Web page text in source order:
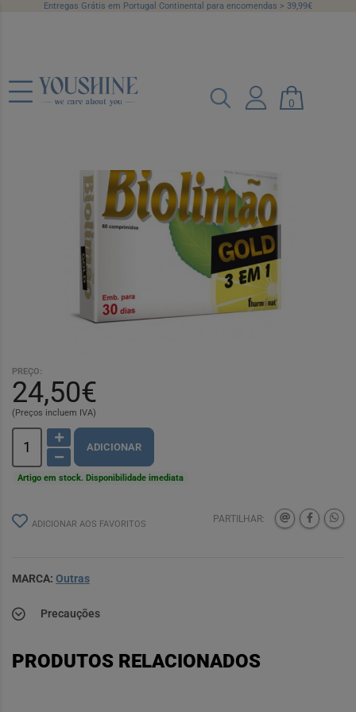
Entregas Grátis em Portugal Continental para encomendas > 39,99€
0
Biolimao Gold Comp X60
PREÇO:
24,50€
(Preços incluem IVA)
ADICIONAR
Artigo em stock. Disponibilidade imediata
ADICIONAR AOS FAVORITOS PARTILHAR:
MARCA: Outras
Precauções
PRODUTOS RELACIONADOS